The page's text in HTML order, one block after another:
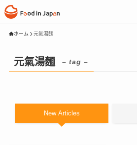
ホーム 元氣湯麵
元氣湯麵 – tag –
New Articles